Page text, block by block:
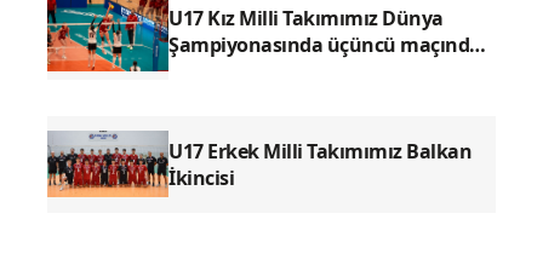
U17 Kız Milli Takımımız Dünya
Şampiyonasında üçüncü maçında
U17 Erkek Milli Takımımız Balkan
İkincisi